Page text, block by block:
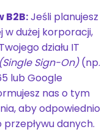
B2B:Jeśli planujesz
dużej korporacji,
działu IT
Sign-On)(np.
lub Google
nas o tym
aby odpowiednio
danych.